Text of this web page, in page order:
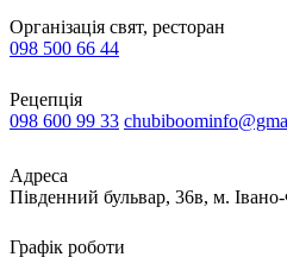
Організація свят, ресторан
098 500 66 44
Рецепція
098 600 99 33
Адреса
Південний бульвар, 36в, м.
Графік роботи